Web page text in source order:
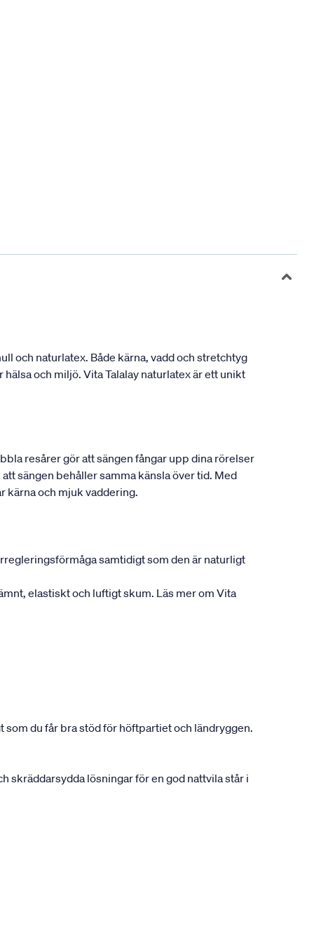
och naturlatex. Både kärna, vadd och stretchtyg
och miljö. Vita Talalay naturlatex är ett unikt
resårer gör att sängen fångar upp dina rörelser
sängen behåller samma känsla över tid. Med
kärna och mjuk vaddering.
samtidigt som den är naturligt
elastiskt och luftigt skum. Läs mer om Vita
du får bra stöd för höftpartiet och ländryggen.
skräddarsydda lösningar för en god nattvila står i